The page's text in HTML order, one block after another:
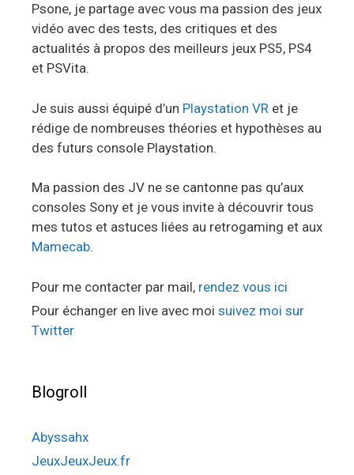
Psone, je partage avec vous ma passion des jeux
vidéo avec des tests, des critiques et des
actualités à propos des meilleurs jeux PS5, PS4
et PSVita.
Je suis aussi équipé d’un Playstation VR et je
rédige de nombreuses théories et hypothèses au
des futurs console Playstation.
Ma passion des JV ne se cantonne pas qu’aux
consoles Sony et je vous invite à découvrir tous
mes tutos et astuces liées au retrogaming et aux
Mamecab.
Pour me contacter par mail, rendez vous ici
Pour échanger en live avec moi suivez moi sur
Twitter
Blogroll
Abyssahx
JeuxJeuxJeux.fr